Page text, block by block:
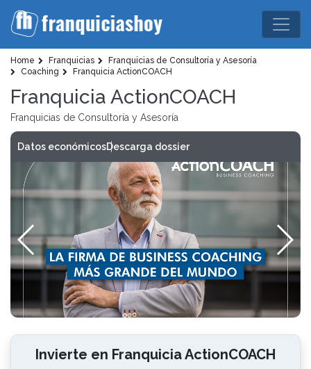
Home Franquicias
Franquicias de Consultoría y Asesoría
Coaching
Franquicia ActionCOACH
Franquicia ActionCOACH
Franquicias de Consultoría y Asesoría
Datos económicosDescarga dossier
Invierte en Franquicia ActionCOACH